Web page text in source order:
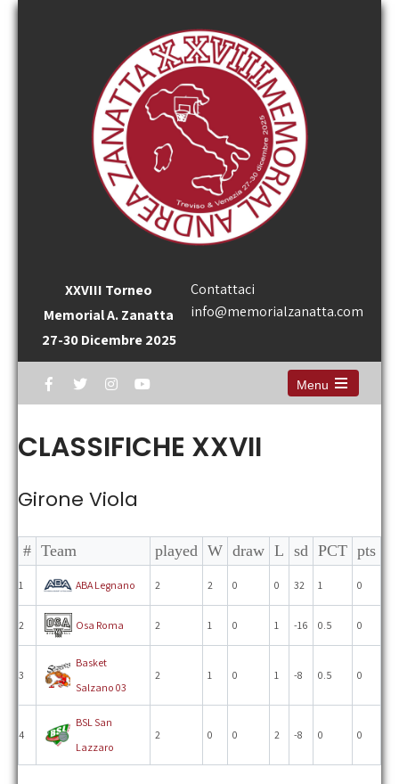
XXVIII Torneo
Memorial A. Zanatta
27-30 Dicembre 2025
Contattaci
info@memorialzanatta.com
Menu
Open
CLASSIFICHE XXVII
Girone Viola
# Team played W draw L sd PCT pts
1 ABA Legnano 2 2 0 0 32 1 0
2 Osa Roma 2 1 0 1 -16 0.5 0
3
Basket
Salzano 03
2 1 0 1 -8 0.5 0
4
BSL San
Lazzaro
2 0 0 2 -8 0 0